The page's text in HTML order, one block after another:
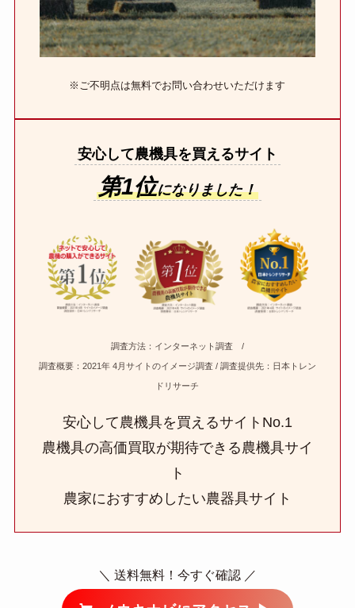
※ご不明点は無料でお問い合わせいただけます
安心して農機具を買えるサイト
第1位になりました！
調査方法：インターネット調査 /
調査概要：2021年 4月サイトのイメージ調査 / 調査提供先：日本トレン
ドリサーチ
安心して農機具を買えるサイトNo.1
農機具の高価買取が期待できる農機具サイ
ト
農家におすすめしたい農器具サイト
＼ 送料無料！今すぐ確認 ／